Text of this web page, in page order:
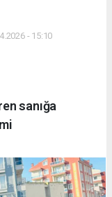
- 15:10
sanığa